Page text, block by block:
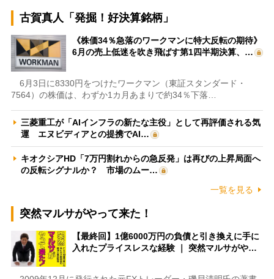
古賀真人「発掘！好決算銘柄」
《株価34％急落のワークマンに特大反転の期待》
6月の売上低迷を吹き飛ばす第1四半期決算、…
6月3日に8330円をつけたワークマン（東証スタンダード・
7564）の株価は、わずか1カ月あまりで約34％下落…
三菱重工が「AIインフラの新たな主役」として再評価される気
運 エヌビディアとの提携でAI…
キオクシアHD「7万円割れからの急反発」は再びの上昇局面へ
の反転シグナルか？ 市場のムー…
一覧を見る
突然マルサがやって来た！
【最終回】1億6000万円の負債と引き換えに手に
入れたプライスレスな経験 ｜ 突然マルサがや…